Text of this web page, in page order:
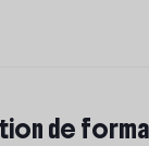
de